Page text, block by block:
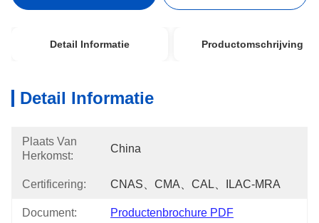
Detail Informatie Productomschrijving
Detail Informatie
Plaats Van
Herkomst:
China
Certificering: CNAS、CMA、CAL、ILAC-MRA
Document: Productenbrochure PDF